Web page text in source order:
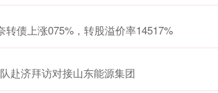
转债上涨075%，转股溢价率14517%
赴济拜访对接山东能源集团